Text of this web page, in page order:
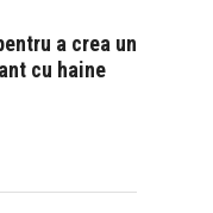
a crea un
cu haine